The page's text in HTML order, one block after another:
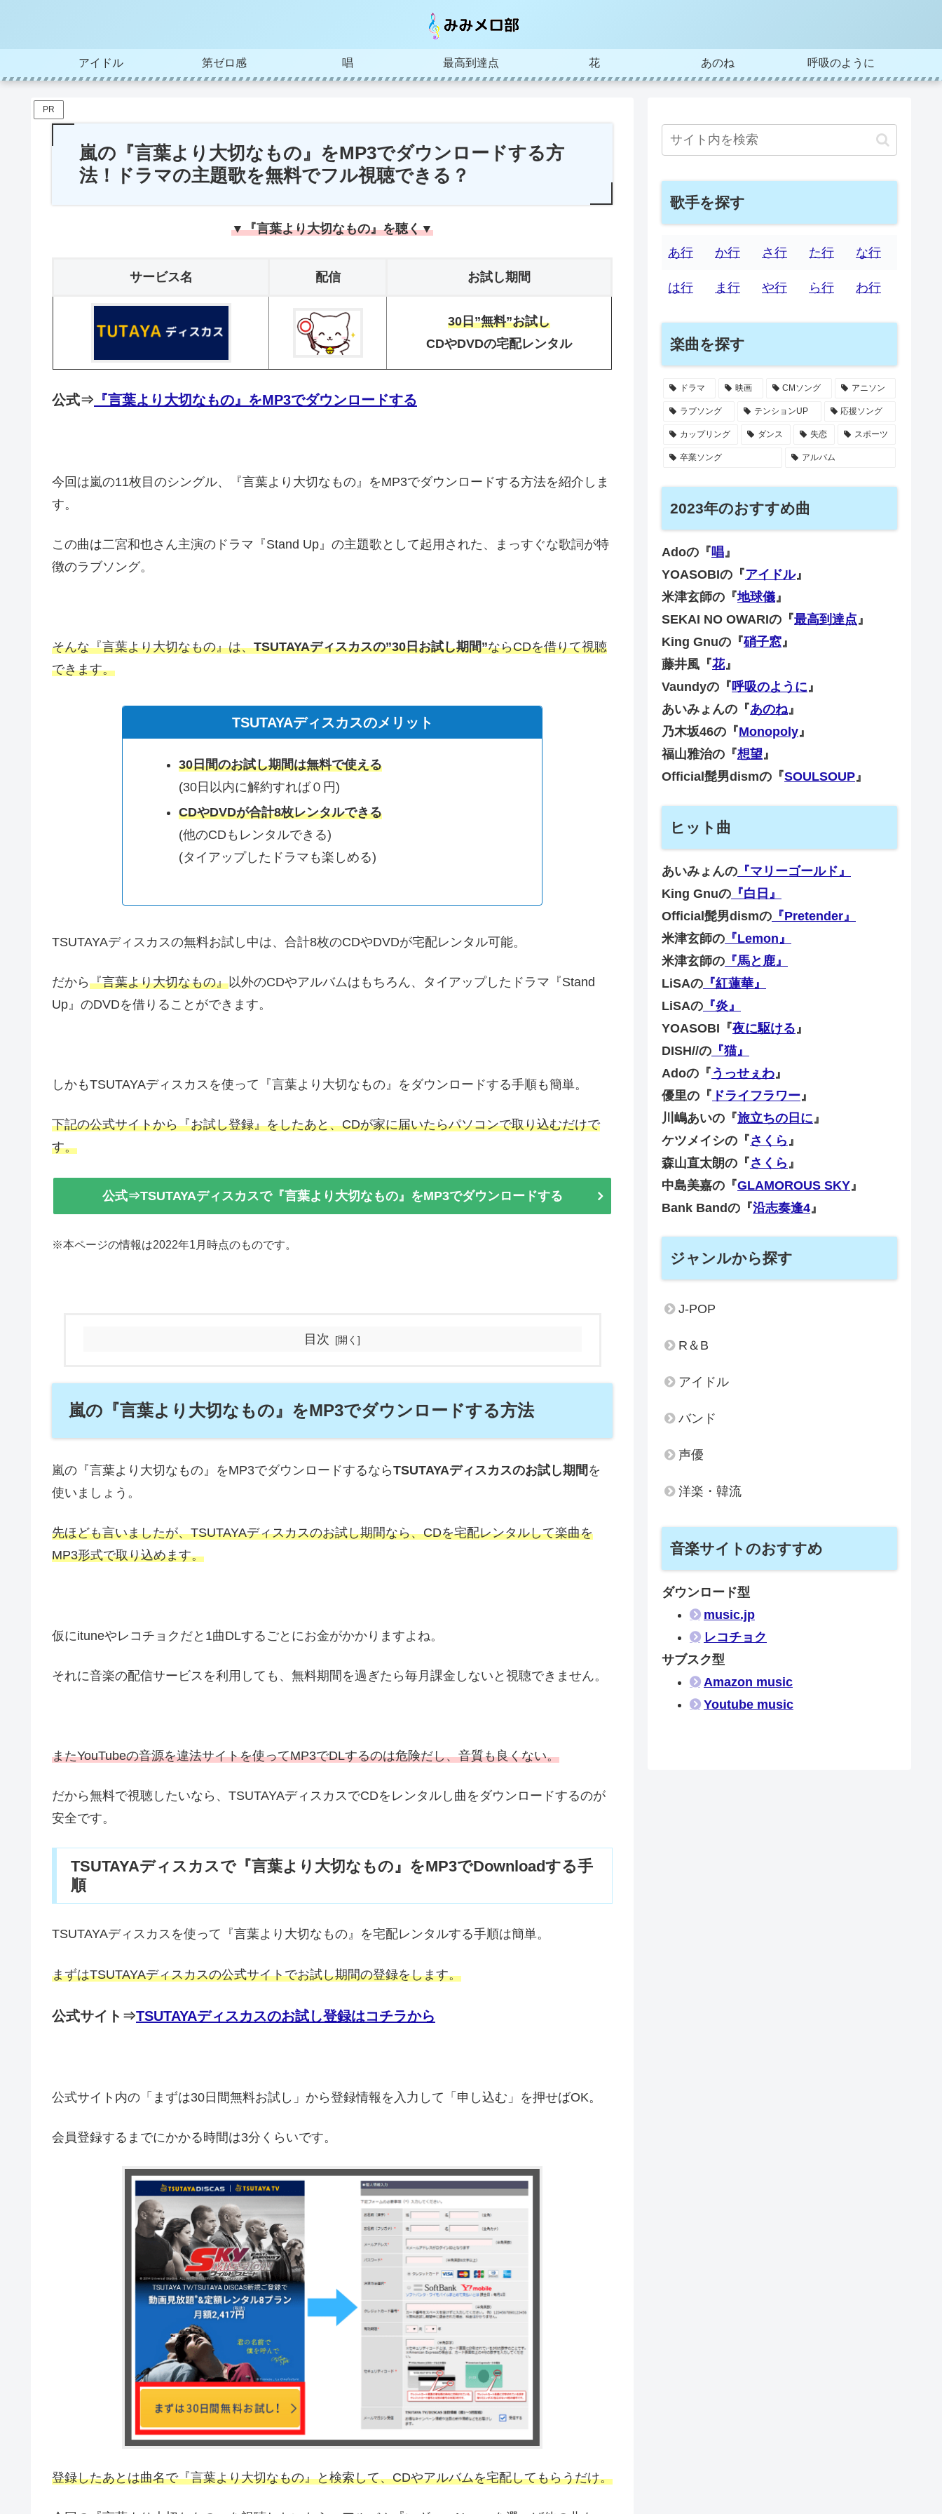
アイドル 第ゼロ感 唱 最高到達点 花 あのね 呼吸のように
PR
嵐の『言葉より大切なもの』をMP3でダウンロードする方
法！ドラマの主題歌を無料でフル視聴できる？
▼『言葉より大切なもの』を聴く▼
サービス名 配信 お試し期間
30日”無料”お試し
CDやDVDの宅配レンタル
公式⇒ 『言葉より大切なもの』をMP3でダウンロードする
今回は嵐の11枚目のシングル、『言葉より大切なもの』をMP3でダウンロードする方法を紹介しま
す。
この曲は二宮和也さん主演のドラマ『Stand Up』の主題歌として起用された、まっすぐな歌詞が特
徴のラブソング。
そんな『言葉より大切なもの』は、TSUTAYAディスカスの”30日お試し期間”ならCDを借りて視聴
できます。
TSUTAYAディスカスのメリット
30日間のお試し期間は無料で使える
(30日以内に解約すれば０円)
CDやDVDが合計8枚レンタルできる
(他のCDもレンタルできる)
(タイアップしたドラマも楽しめる)
TSUTAYAディスカスの無料お試し中は、合計8枚のCDやDVDが宅配レンタル可能。
だから『言葉より大切なもの』以外のCDやアルバムはもちろん、タイアップしたドラマ『Stand
Up』のDVDを借りることができます。
しかもTSUTAYAディスカスを使って『言葉より大切なもの』をダウンロードする手順も簡単。
下記の公式サイトから『お試し登録』をしたあと、CDが家に届いたらパソコンで取り込むだけで
す。
公式⇒TSUTAYAディスカスで『言葉より大切なもの』をMP3でダウンロードする
※本ページの情報は2022年1月時点のものです。
目次
嵐の『言葉より大切なもの』をMP3でダウンロードする方法
嵐の『言葉より大切なもの』をMP3でダウンロードするならTSUTAYAディスカスのお試し期間 を
使いましょう。
先ほども言いましたが、TSUTAYAディスカスのお試し期間なら、CDを宅配レンタルして楽曲を
MP3形式で取り込めます。
仮にituneやレコチョクだと1曲DLするごとにお金がかかりますよね。
それに音楽の配信サービスを利用しても、無料期間を過ぎたら毎月課金しないと視聴できません。
またYouTubeの音源を違法サイトを使ってMP3でDLするのは危険だし、音質も良くない。
だから無料で視聴したいなら、TSUTAYAディスカスでCDをレンタルし曲をダウンロードするのが
安全です。
TSUTAYAディスカスで『言葉より大切なもの』をMP3でDownloadする手
順
TSUTAYAディスカスを使って『言葉より大切なもの』を宅配レンタルする手順は簡単。
まずはTSUTAYAディスカスの公式サイトでお試し期間の登録をします。
公式サイト⇒TSUTAYAディスカスのお試し登録はコチラから
公式サイト内の「まずは30日間無料お試し」から登録情報を入力して「申し込む」を押せばOK。
会員登録するまでにかかる時間は3分くらいです。
登録したあとは曲名で『言葉より大切なもの』と検索して、CDやアルバムを宅配してもらうだけ。
歌手を探す
あ行 か行 さ行 た行 な行
は行 ま行 や行 ら行 わ行
楽曲を探す
ドラマ 映画 CMソング アニソン
ラブソング テンションUP 応援ソング
カップリング ダンス 失恋 スポーツ
卒業ソング アルバム
2023年のおすすめ曲
Adoの『唱』
YOASOBIの『アイドル』
米津玄師の『地球儀』
SEKAI NO OWARIの『最高到達点』
King Gnuの『硝子窓』
藤井風『花』
Vaundyの『呼吸のように』
あいみょんの『あのね』
乃木坂46の『Monopoly』
福山雅治の『想望』
Official髭男dismの『SOULSOUP』
ヒット曲
あいみょんの 『マリーゴールド』
King Gnuの 『白日』
Official髭男dismの 『Pretender』
米津玄師の 『Lemon』
米津玄師の 『馬と鹿』
LiSAの 『紅蓮華』
LiSAの 『炎』
YOASOBI『夜に駆ける 』
DISH//の 『猫』
Adoの『うっせぇわ 』
優里の『 ドライフラワー 』
川嶋あいの『旅立ちの日に 』
ケツメイシの『さくら 』
森山直太朗の『さくら 』
中島美嘉の『GLAMOROUS SKY 』
Bank Bandの『沿志奏逢4 』
ジャンルから探す
J-POP
R＆B
アイドル
バンド
声優
洋楽・韓流
音楽サイトのおすすめ
ダウンロード型
music.jp
レコチョク
サブスク型
Amazon music
Youtube music